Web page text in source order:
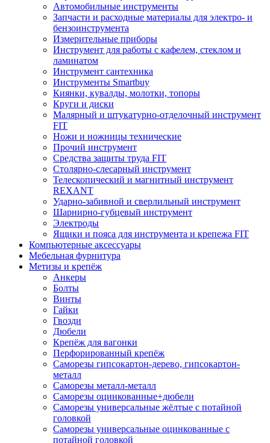
Автомобильные инструменты
Запчасти и расходные материалы для электро- и
бензоинструмента
Измерительные приборы
Инструмент для работы с кафелем, стеклом и
ламинатом
Инструмент сантехника
Инструменты Smartbuy
Киянки, кувалды, молотки, топоры
Круги и диски
Малярный и штукатурно-отделочный инструмент
FIT
Ножи и ножницы технические
Прочий инструмент
Средства защиты труда FIT
Столярно-слесарный инструмент
Телескопический и магнитный инструмент
REXANT
Ударно-забивной и сверлильный инструмент
Шарнирно-губцевый инструмент
Электроды
Ящики и пояса для инструмента и крепежа FIT
Компьютерные аксессуары
Мебельная фурнитура
Метизы и крепёж
Анкеры
Болты
Винты
Гайки
Гвозди
Дюбели
Крепёж для вагонки
Перфорированный крепёж
Саморезы гипсокартон-дерево, гипсокартон-
металл
Саморезы металл-металл
Саморезы оцинкованные+дюбели
Саморезы универсальные жёлтые с потайной
головкой
Саморезы универсальные оцинкованные с
потайной головкой